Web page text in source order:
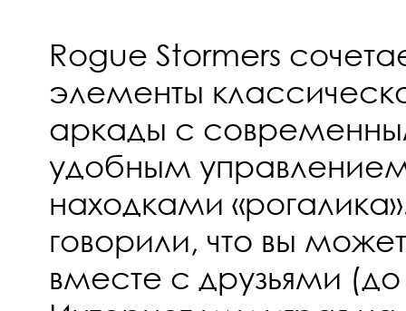
Rogue Stormers
элементы
аркады с
удобным
находками
говорили, что вы
вместе с друзьями (до